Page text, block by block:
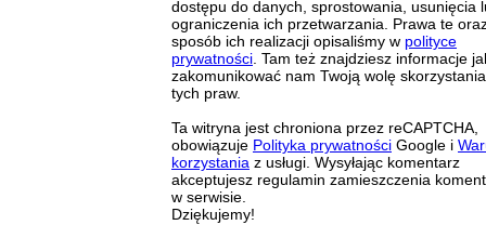
dostępu do danych, sprostowania, usunięcia
ograniczenia ich przetwarzania. Prawa te
sposób ich realizacji opisaliśmy w polityce
prywatności. Tam też znajdziesz informacje
zakomunikować nam Twoją wolę
tych praw.
Ta witryna jest chroniona przez reCAPTCHA,
obowiązuje Polityka prywatności Google i
korzystania z usługi. Wysyłając komentarz
akceptujesz regulamin zamieszczenia
w serwisie.
Dziękujemy!